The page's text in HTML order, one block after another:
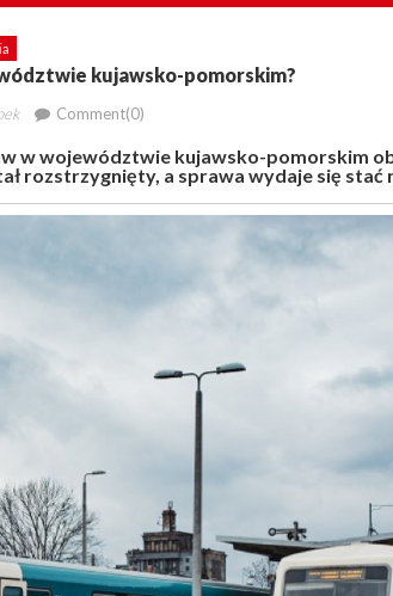
kujawsko-pomorskim?
Comment(0)
w województwie kujawsko-pomorskim
rozstrzygnięty, a sprawa wydaje się stać